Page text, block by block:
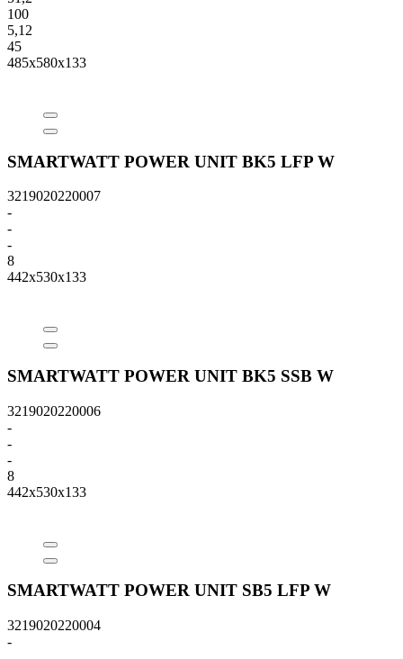
100
5,12
45
485x580x133
SMARTWATT POWER UNIT BK5 LFP W
3219020220007
-
-
-
8
442x530x133
SMARTWATT POWER UNIT BK5 SSB W
3219020220006
-
-
-
8
442x530x133
SMARTWATT POWER UNIT SB5 LFP W
3219020220004
-